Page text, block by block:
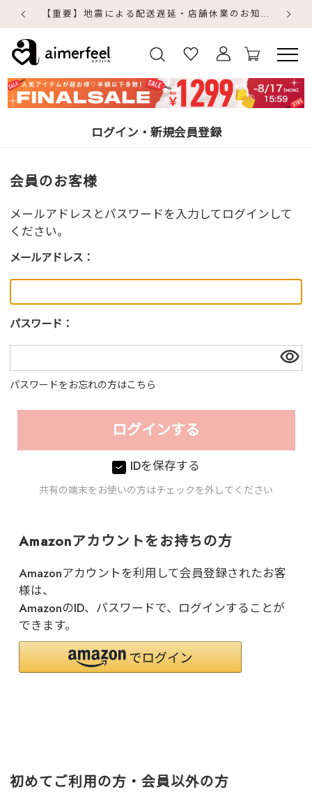
【重要】地震による配送遅延・店舗休業のお知らせ
ログイン・新規会員登録
会員のお客様
メールアドレスとパスワードを入力してログインして
ください。
メールアドレス：
パスワード：
パスワードをお忘れの方はこちら
IDを保存する
共有の端末をお使いの方はチェックを外してください
Amazonアカウントをお持ちの方
Amazonアカウントを利用して会員登録されたお客
様は、
AmazonのID、パスワードで、ログインすることが
できます。
初めてご利用の方・会員以外の方